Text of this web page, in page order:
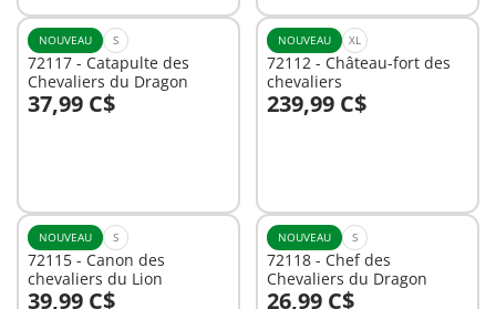
NOUVEAU S
72117 - Catapulte des
Chevaliers du Dragon
37,99 C$
Au panier
NOUVEAU XL
72112 - Château-fort des
chevaliers
239,99 C$
NOUVEAU S
72115 - Canon des
chevaliers du Lion
39,99 C$
NOUVEAU S
72118 - Chef des
Chevaliers du Dragon
26,99 C$